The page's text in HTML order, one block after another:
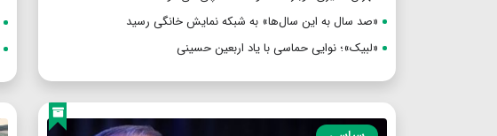
«صد سال به این سال‌ها» به شبکه نمایش خانگی رسید
«لبیک»؛ نوایی حماسی با یاد اربعین حسینی